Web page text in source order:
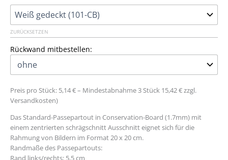
ZURÜCKSETZEN
Rückwand mitbestellen:
Preis pro Stück: 5,14 € – Mindestabnahme 3 Stück 15,42 € zzgl.
Versandkosten)
Das Standard-Passepartout in Conservation-Board (1.7mm) mit
einem zentrierten schrägschnitt Ausschnitt eignet sich für die
Rahmung von Bildern im Format 20 x 20 cm.
Randmaße des Passepartouts:
Rand links/rechts: 5,5 cm